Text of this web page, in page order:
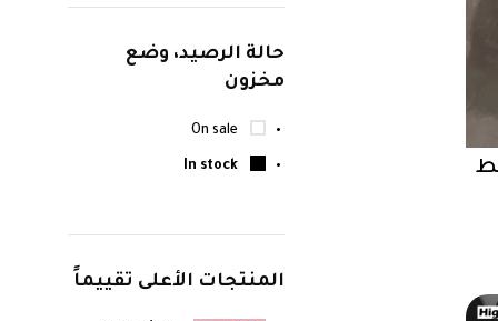
حالة الرصيد، وضع
مخزون
In stock
المنتجات الأعلى تقييماً